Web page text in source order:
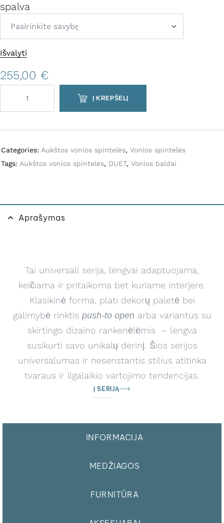
spalva
Išvalyti
255,00 €
Į KREPŠELĮ
l
r
t
i
:
Categories: Aukštos vonios spintelės, Vonios spintelės
Tags: Aukštos vonios spintelės, DUET, Vonios baldai
Aprašymas
Tai universali serija, lengvai adaptuojama,
keičiama ir pritaikoma bet kuriame interjere.
Klasikinė forma, plati dekorų paletė bei
galimybė rinktis push-to open arba variantus su
skirtingo dizaino rankenėlėmis – lengva
susikurti savo unikalų derinį. Šios serijos
universalumas ir nesenstantis stilius atitinka
tvaraus ir ilgalaikio vartojimo tendencijas.
Į SERIJĄ
INFORMACIJA
MEDŽIAGOS
FURNITŪRA